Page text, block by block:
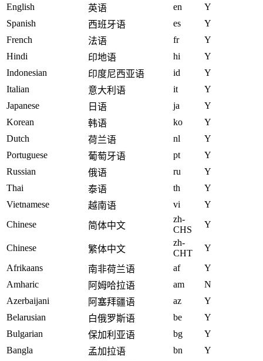
English
英语 en
Y
Spanish
西班牙语 es
Y
French
法语 fr
Y
Hindi
印地语 hi
Y
Indonesian
印度尼西亚语 id
Y
Italian
意大利语 it
Y
Japanese
日语 ja
Y
Korean
韩语 ko
Y
Dutch
荷兰语 nl
Y
Portuguese
葡萄牙语 pt
Y
Russian
俄语 ru
Y
Thai
泰语 th
Y
Vietnamese
越南语 vi
Y
Chinese
简体中文
zh-
CHS
Y
Chinese 繁体中文
zh-
CHT
Y
Afrikaans
南非荷兰语 af
Y
Amharic
阿姆哈拉语 am
N
Azerbaijani
阿塞拜疆语 az
Y
Belarusian
白俄罗斯语 be
Y
Bulgarian
保加利亚语 bg
Y
Bangla
孟加拉语 bn
Y